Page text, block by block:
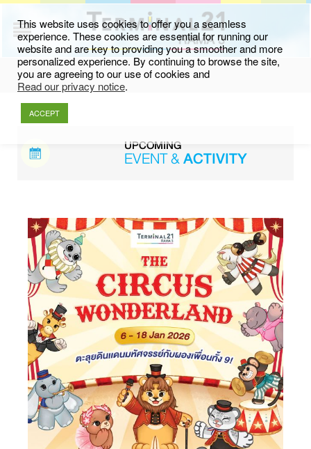
UPCOMING
EVENT &ACTIVITY
This website uses cookies to offer you a seamless
experience. These cookies are essential for running our
website and are key to providing you a smoother and more
personalized experience. By continuing to browse the site,
you are agreeing to our use of cookies and
Read our privacy notice.
ACCEPT